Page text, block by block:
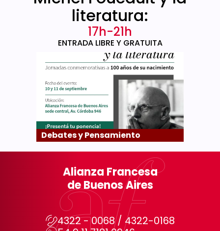
literatura:
17h-21h
ENTRADA LIBRE Y GRATUITA
Debates y Pensamiento
Alianza Francesa
de Buenos Aires
4322 - 0068 / 4322-0168